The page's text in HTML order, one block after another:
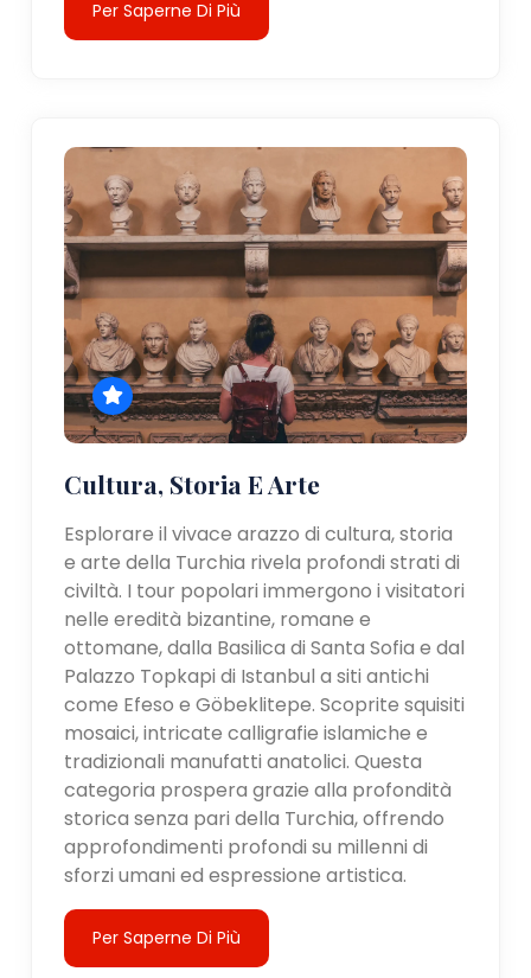
Per Saperne Di Più
Cultura, Storia E Arte
Esplorare il vivace arazzo di cultura, storia
e arte della Turchia rivela profondi strati di
civiltà. I tour popolari immergono i visitatori
nelle eredità bizantine, romane e
ottomane, dalla Basilica di Santa Sofia e dal
Palazzo Topkapi di Istanbul a siti antichi
come Efeso e Göbeklitepe. Scoprite squisiti
mosaici, intricate calligrafie islamiche e
tradizionali manufatti anatolici. Questa
categoria prospera grazie alla profondità
storica senza pari della Turchia, offrendo
approfondimenti profondi su millenni di
sforzi umani ed espressione artistica.
Per Saperne Di Più